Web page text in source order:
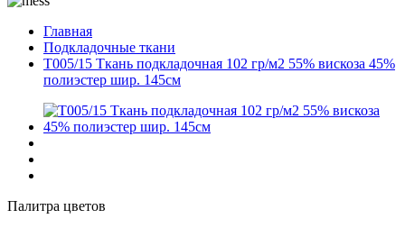
Главная
Подкладочные ткани
T005/15 Ткань подкладочная 102 гр/м2 55% вискоза 45%
полиэстер шир. 145см
Палитра цветов